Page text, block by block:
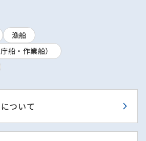
漁船
船・作業船）
ついて